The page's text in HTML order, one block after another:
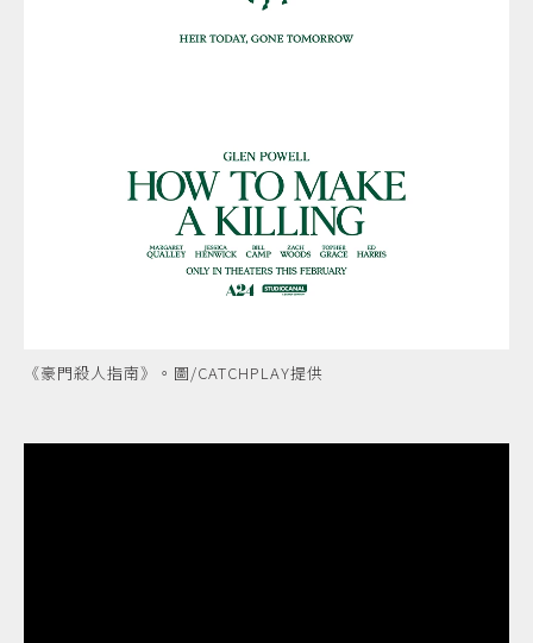
《豪門殺人指南》。圖/CATCHPLAY提供